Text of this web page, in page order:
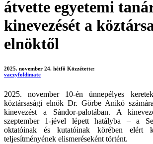
átvette egyetemi
kinevezését a
elnöktől
2025. november 24. hétfő Közzétette:
vaczyfoldimate
2025. november 10-én ünnepélyes
köztársasági elnök Dr. Görbe Anikó
kinevezést a Sándor-palotában. A
szeptember 1-jével lépett hatályba – a
oktatóinak és kutatóinak körében elért
teljesítményének elismeréseként történt.